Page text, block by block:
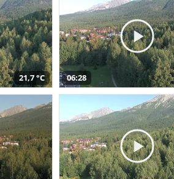
21,7 °C 06:28